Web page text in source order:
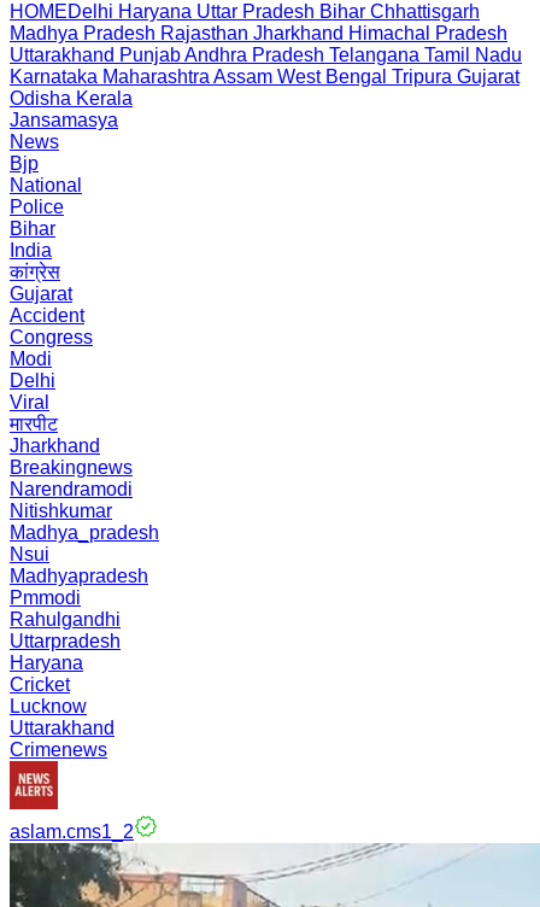
HOMEDelhi Haryana Uttar Pradesh Bihar Chhattisgarh
Madhya Pradesh Rajasthan Jharkhand Himachal Pradesh
Uttarakhand PunjabAndhra Pradesh Telangana Tamil Nadu
Karnataka Maharashtra Assam West Bengal Tripura Gujarat
Odisha Kerala
Jansamasya
News
Bjp
National
Police
Bihar
India
कांग्रेस
Gujarat
Accident
Congress
Modi
Delhi
Viral
मारपीट
Jharkhand
Breakingnews
Narendramodi
Nitishkumar
Madhya_pradesh
Nsui
Madhyapradesh
Pmmodi
Rahulgandhi
Uttarpradesh
Haryana
Cricket
Lucknow
Uttarakhand
Crimenews
aslam.cms1_2